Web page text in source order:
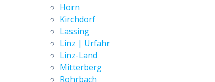
Horn
Kirchdorf
Lassing
Linz | Urfahr
Linz-Land
Mitterberg
Rohrbach